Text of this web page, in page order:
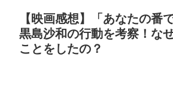
【映画感想】「あなたの番
黒島沙和の行動を考察！な
ことをしたの？